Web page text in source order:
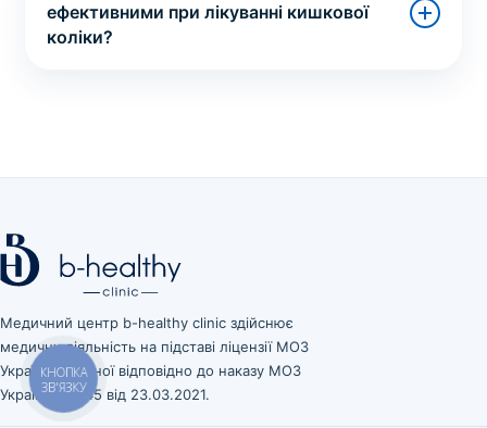
ефективними при лікуванні кишкової
коліки?
Медичний центр b-healthy clinic здійснює
медичну діяльність на підставі ліцензії МОЗ
України, виданої відповідно до наказу МОЗ
України № 545 від 23.03.2021.
КНОПКА
ЗВ'ЯЗКУ